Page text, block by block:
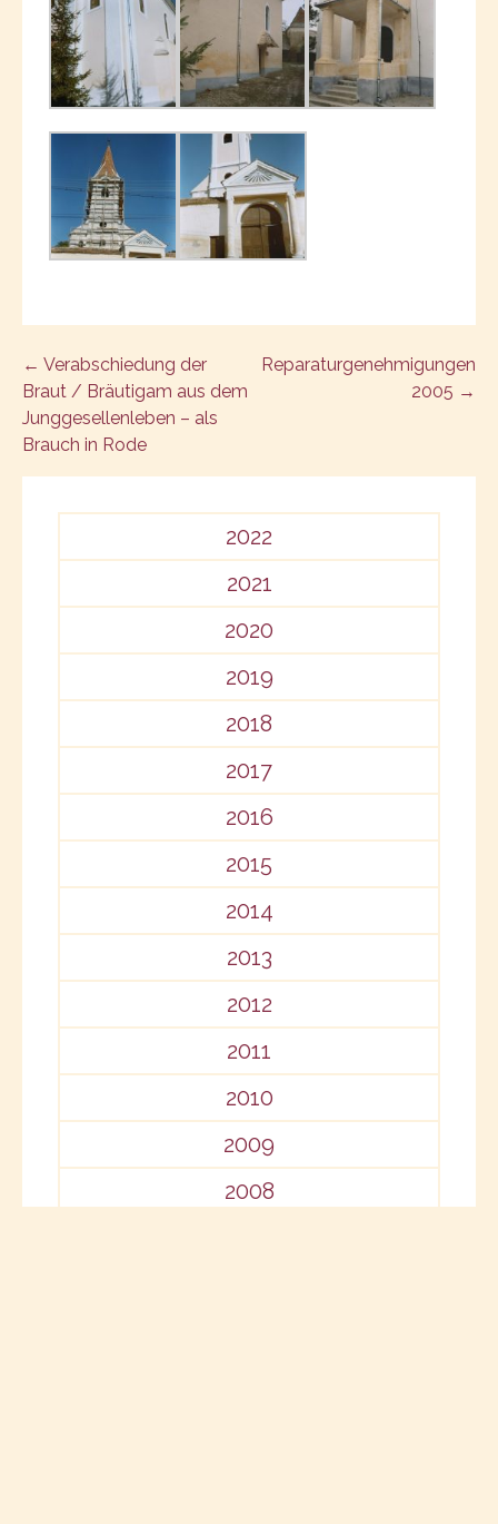
Post
navigation
← Verabschiedung der
Braut / Bräutigam aus dem
Junggesellenleben – als
Brauch in Rode
Reparaturgenehmigungen
2005 →
2022
2021
2020
2019
2018
2017
2016
2015
2014
2013
2012
2011
2010
2009
2008